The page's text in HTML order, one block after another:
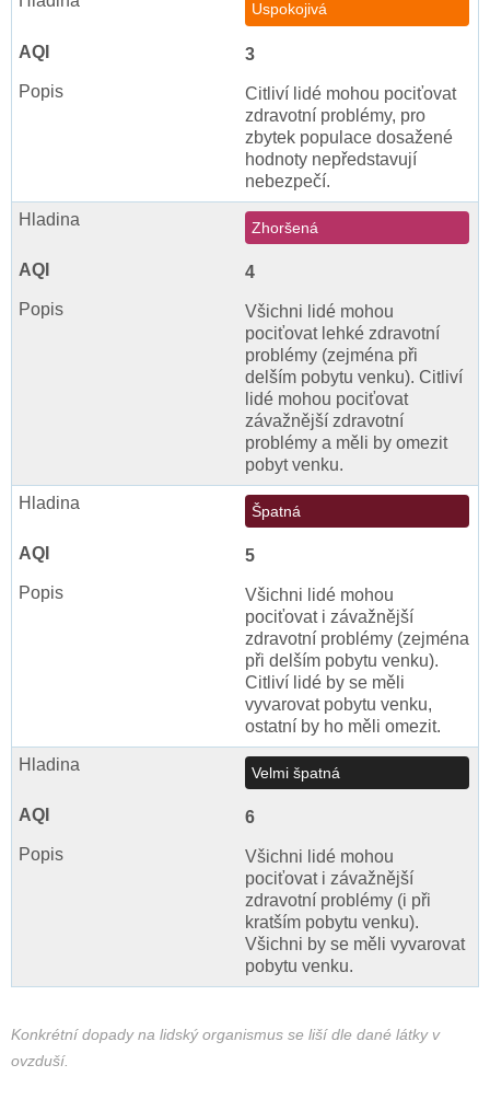
Uspokojivá
3
Citliví lidé mohou pociťovat
zdravotní problémy, pro
zbytek populace dosažené
hodnoty nepředstavují
nebezpečí.
Zhoršená
4
Všichni lidé mohou
pociťovat lehké zdravotní
problémy (zejména při
delším pobytu venku). Citliví
lidé mohou pociťovat
závažnější zdravotní
problémy a měli by omezit
pobyt venku.
Špatná
5
Všichni lidé mohou
pociťovat i závažnější
zdravotní problémy (zejména
při delším pobytu venku).
Citliví lidé by se měli
vyvarovat pobytu venku,
ostatní by ho měli omezit.
Velmi špatná
6
Všichni lidé mohou
pociťovat i závažnější
zdravotní problémy (i při
kratším pobytu venku).
Všichni by se měli vyvarovat
pobytu venku.
Konkrétní dopady na lidský organismus se liší dle dané látky v
ovzduší.